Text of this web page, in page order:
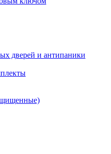
дверей и антипаники